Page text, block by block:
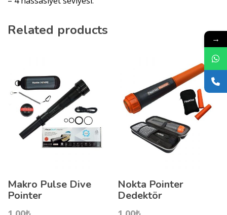
Related products
Makro Pulse Dive
Pointer
Nokta Pointer
Dedektör
→